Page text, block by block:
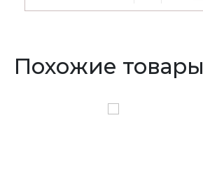
Похожие товары